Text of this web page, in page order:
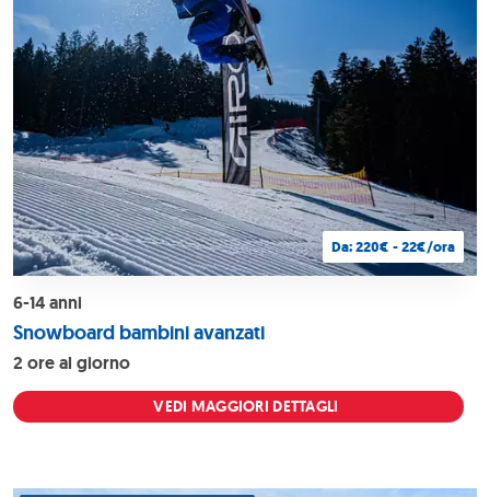
Da: 220€ - 22€/ora
6-14 anni
Snowboard bambini avanzati
2 ore al giorno
VEDI MAGGIORI DETTAGLI